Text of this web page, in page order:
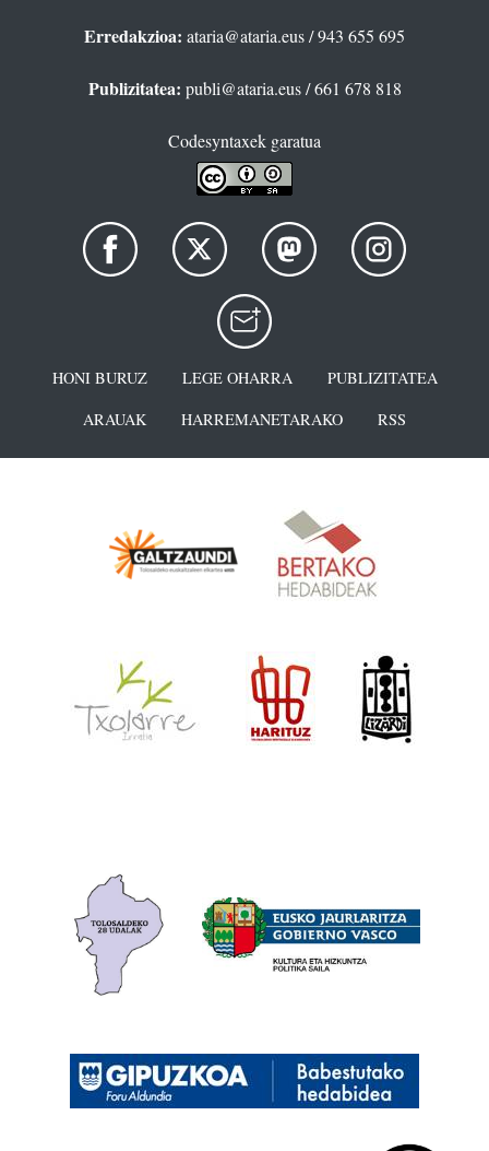
Erredakzioa: ataria@ataria.eus/ 943 655 695
Publizitatea: publi@ataria.eus/ 661 678 818
Codesyntaxek garatua
HONI BURUZ LEGE OHARRA
PUBLIZITATEA
ARAUAK
HARREMANETARAKO RSS